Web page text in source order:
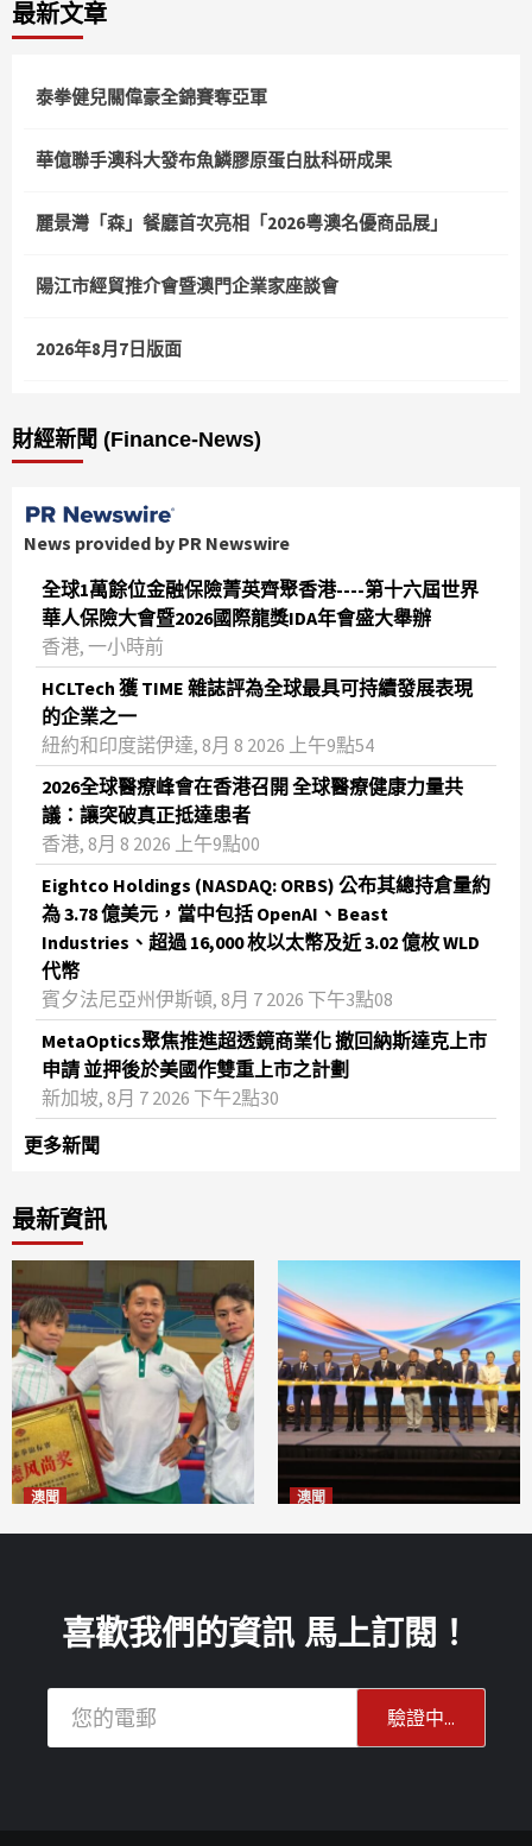
最新文章
泰拳健兒關偉豪全錦賽奪亞軍
華億聯手澳科大發布魚鱗膠原蛋白肽科研成果
麗景灣「森」餐廳首次亮相「2026粵澳名優商品展」
陽江市經貿推介會暨澳門企業家座談會
2026年8月7日版面
財經新聞 (Finance-News)
News provided by PR Newswire
全球1萬餘位金融保險菁英齊聚香港----第十六屆世界
華人保險大會暨2026國際龍獎IDA年會盛大舉辦
香港, 一小時前
HCLTech 獲 TIME 雜誌評為全球最具可持續發展表現
的企業之一
紐約和印度諾伊達, 8月 8 2026 上午9點54
2026全球醫療峰會在香港召開 全球醫療健康力量共
議：讓突破真正抵達患者
香港, 8月 8 2026 上午9點00
Eightco Holdings (NASDAQ: ORBS) 公布其總持倉量約
為 3.78 億美元，當中包括 OpenAI、Beast
Industries、超過 16,000 枚以太幣及近 3.02 億枚 WLD
代幣
賓夕法尼亞州伊斯頓, 8月 7 2026 下午3點08
MetaOptics聚焦推進超透鏡商業化 撤回納斯達克上市
申請 並押後於美國作雙重上市之計劃
新加坡, 8月 7 2026 下午2點30
更多新聞
最新資訊
澳聞 澳聞
喜歡我們的資訊 馬上訂閱！